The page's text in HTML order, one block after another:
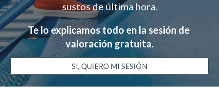
sustos de última hora.
Te lo explicamos todo en la sesión de
valoración gratuita.
SI, QUIERO MI SESIÓN